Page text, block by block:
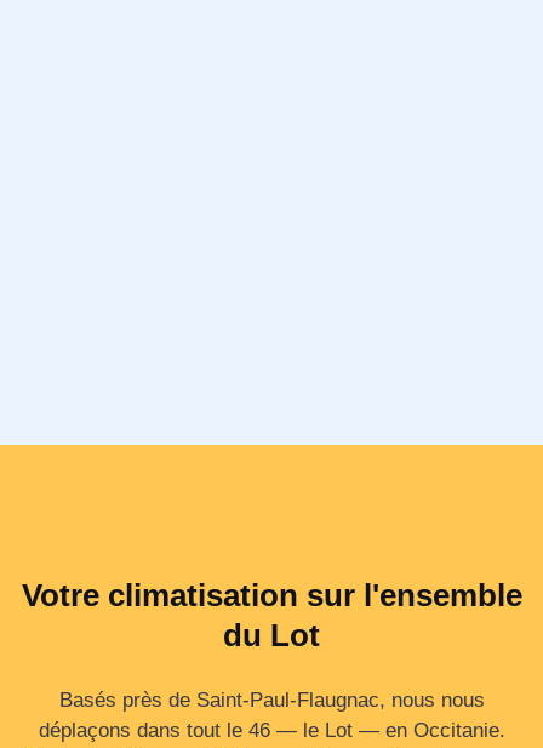
Votre climatisation sur l'ensemble
du Lot
Basés près de Saint-Paul-Flaugnac, nous nous
déplaçons dans tout le 46 — le Lot — en Occitanie.